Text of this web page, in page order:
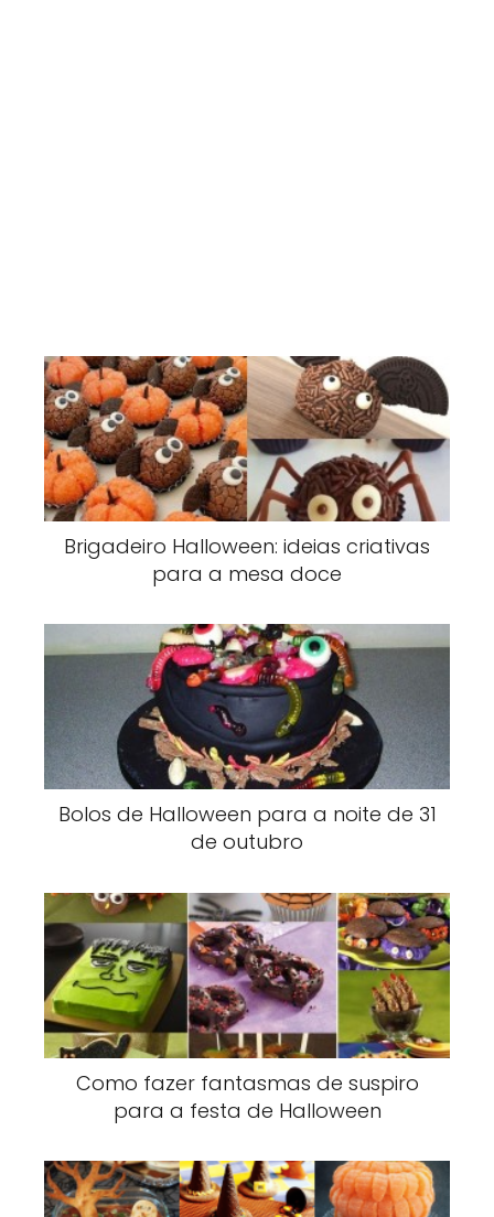
Brigadeiro Halloween: ideias criativas
para a mesa doce
Bolos de Halloween para a noite de 31
de outubro
Como fazer fantasmas de suspiro
para a festa de Halloween